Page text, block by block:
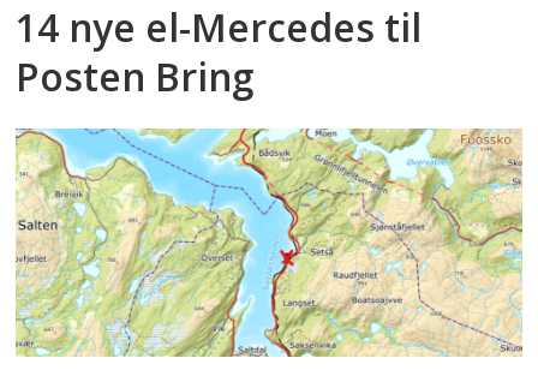
14 nye el-Mercedes til
Posten Bring